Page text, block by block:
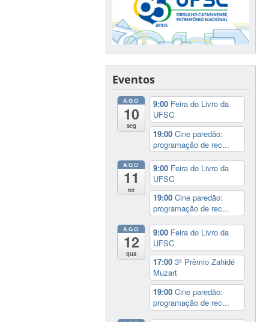
Eventos
AGO
10
seg
9:00 Feira do Livro da
UFSC
19:00Cine paredão:
programação de rec...
AGO
11
ter
9:00 Feira do Livro da
UFSC
19:00Cine paredão:
programação de rec...
AGO
12
qua
9:00 Feira do Livro da
UFSC
17:003º Prêmio Zahidé
Muzart
19:00Cine paredão:
programação de rec...